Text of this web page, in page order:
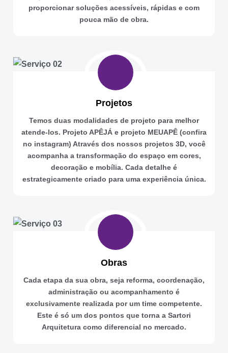
proporcionar soluções acessíveis, rápidas e com
pouca mão de obra.
Projetos
Temos duas modalidades de projeto para melhor
atende-los. Projeto APÊJÁ e projeto MEUAPÊ (confira
no instagram) Através dos nossos projetos 3D, você
acompanha a transformação do espaço em cores,
decoração e mobília. Cada detalhe é
estrategicamente criado para uma experiência única.
Obras
Cada etapa da sua obra, seja reforma, coordenação,
administração ou acompanhamento é
exclusivamente realizada por um time competente.
Este é só um dos pontos que torna a Sartori
Arquitetura como diferencial no mercado.